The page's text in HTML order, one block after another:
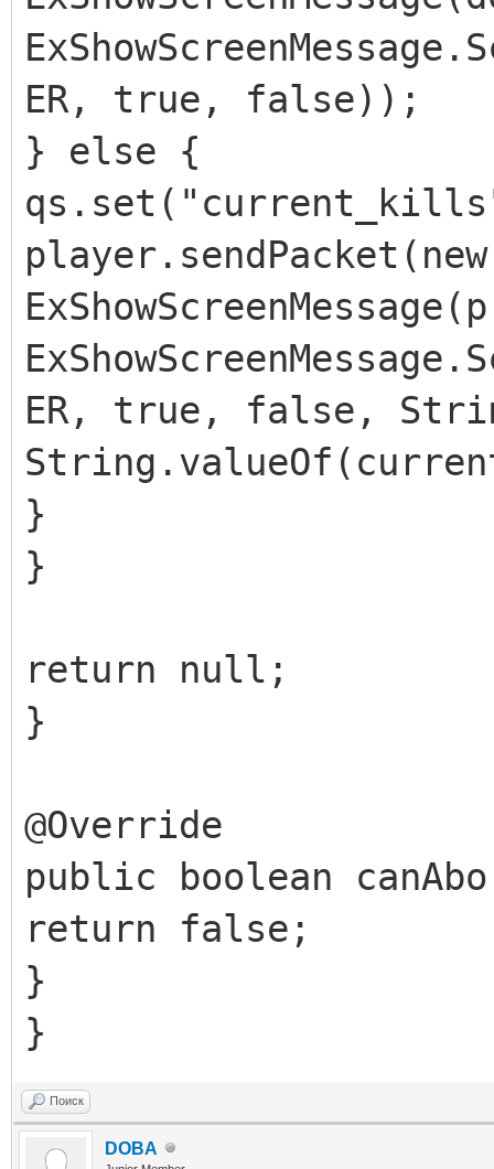
ER, true, false));
} else {
player.sendPacket(new
ER, true, false,
}
}
return null;
}
@Override
public boolean
return false;
}
}
Поиск
DOBA